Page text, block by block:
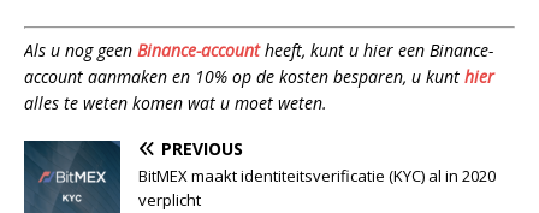
Als u nog geen Binance-accountheeft, kunt u hier een Binance-
account aanmaken en 10% op de kosten besparen, u kunt hier
alles te weten komen wat u moet weten.
PREVIOUS
BitMEX maakt identiteitsverificatie (KYC) al in 2020
verplicht